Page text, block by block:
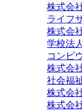
株式会
ライフ
株式会
学校法
コンビ
株式会
社会福
株式会
株式会